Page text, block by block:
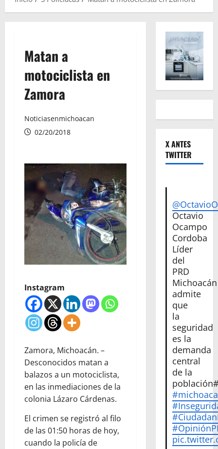
Matan a
motociclista en
Zamora
Noticiasenmichoacan
02/20/2018
Instagram
Zamora, Michoacán. –
Desconocidos matan a
balazos a un motociclista,
en las inmediaciones de la
colonia Lázaro Cárdenas.
El crimen se registró al filo
de las 01:50 horas de hoy,
cuando la policía de
X ANTES
TWITTER
Octavio
Ocampo
Cordoba
Líder
del
PRD
Michoacán
admite
que
la
seguridad
es la
demanda
central
de la